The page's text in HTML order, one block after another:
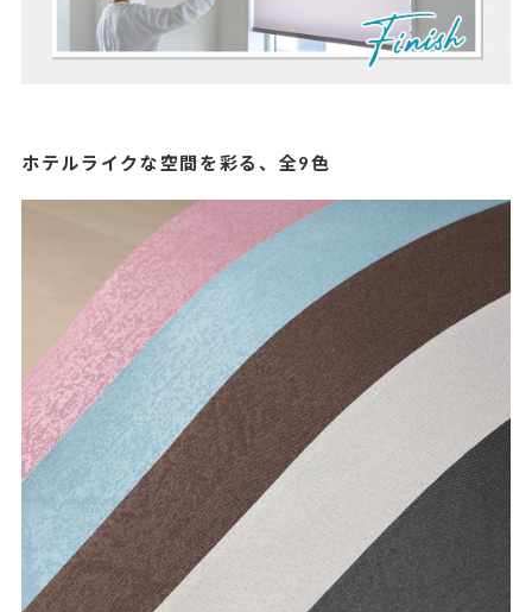
ホテルライクな空間を彩る、全9色